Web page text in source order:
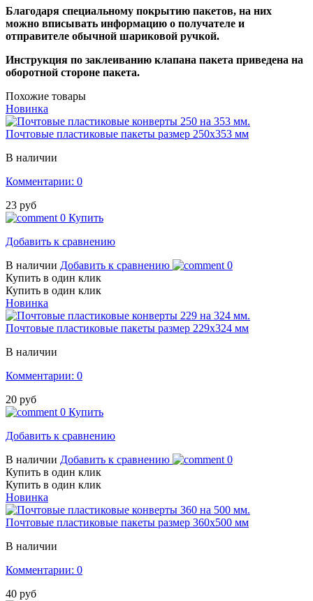
Благодаря специальному покрытию пакетов, на них
можно вписывать информацию о получателе и
отправителе обычной шариковой ручкой.
Инструкция по заклеиванию клапана пакета приведена на
оборотной стороне пакета.
Похожие товары
Новинка
Почтовые пластиковые пакеты размер 250х353 мм
В наличии
Комментарии: 0
23 руб
0 Купить
Добавить к сравнению
В наличии Добавить к сравнению
0
Купить в один клик
Купить в один клик
Новинка
Почтовые пластиковые пакеты размер 229х324 мм
В наличии
Комментарии: 0
20 руб
0 Купить
Добавить к сравнению
В наличии Добавить к сравнению
0
Купить в один клик
Купить в один клик
Новинка
Почтовые пластиковые пакеты размер 360х500 мм
В наличии
Комментарии: 0
40 руб